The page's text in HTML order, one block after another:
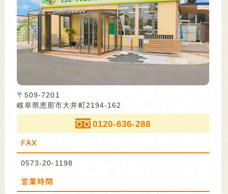
〒509-7201
岐阜県恵那市大井町2194-162
0120-636-288
FAX
0573-20-1198
営業時間